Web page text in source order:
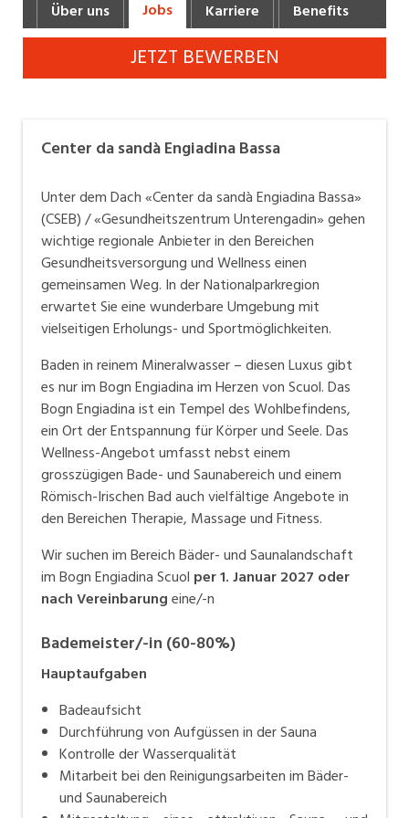
Industrie, Maschinenbau, Anlagenbau,
Produktion
Informatik, Telekommunikation
Körperpflege, Wellness
Marketing, Kommunikation, Medien, Druck
Mechanik, Elektronik, Optik, Textil (Fertigung)
Medizin, Gesundheitswesen, Pflege
Verkauf, Handel, Kundenberatung,
Aussendienst
Sicherheit, Rettung, Polizei, Zoll
Über uns Jobs Karriere Benefits
JETZT BEWERBEN
Center da sandà Engiadina Bassa
Unter dem Dach «Center da sandà Engiadina Bassa»
(CSEB) / «Gesundheitszentrum Unterengadin» gehen
wichtige regionale Anbieter in den Bereichen
Gesundheitsversorgung und Wellness einen
gemeinsamen Weg. In der Nationalparkregion
erwartet Sie eine wunderbare Umgebung mit
vielseitigen Erholungs- und Sportmöglichkeiten.
Baden in reinem Mineralwasser – diesen Luxus gibt
es nur im Bogn Engiadina im Herzen von Scuol. Das
Bogn Engiadina ist ein Tempel des Wohlbefindens,
ein Ort der Entspannung für Körper und Seele. Das
Wellness-Angebot umfasst nebst einem
grosszügigen Bade- und Saunabereich und einem
Römisch-Irischen Bad auch vielfältige Angebote in
den Bereichen Therapie, Massage und Fitness.
Wir suchen im Bereich Bäder- und Saunalandschaft
im Bogn Engiadina Scuol per 1. Januar 2027 oder
nach Vereinbarungeine/-n
Bademeister/-in (60-80%)
Hauptaufgaben
Badeaufsicht
Durchführung von Aufgüssen in der Sauna
Kontrolle der Wasserqualität
Mitarbeit bei den Reinigungsarbeiten im Bäder-
und Saunabereich